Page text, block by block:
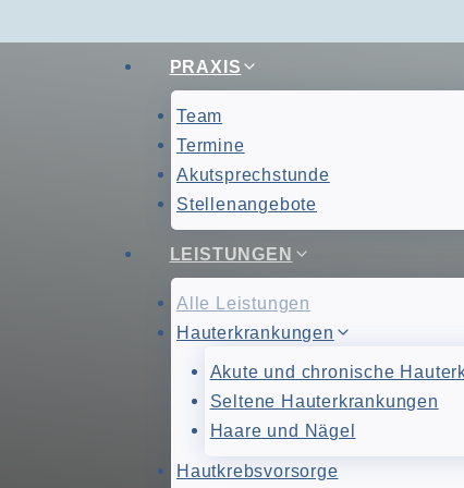
PRAXIS
Team
Termine
Akutsprechstunde
Stellenangebote
LEISTUNGEN
Alle Leistungen
Hauterkrankungen
Akute und chronische
Seltene Hauterkrankungen
Haare und Nägel
Hautkrebsvorsorge